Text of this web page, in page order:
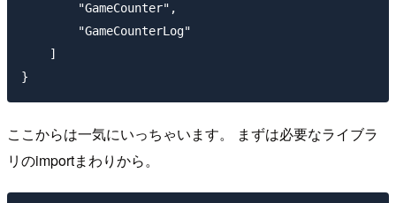
        "GameCounter",
        "GameCounterLog"
    ]
ここからは一気にいっちゃいます。 まずは必要なライブラ
リのimportまわりから。